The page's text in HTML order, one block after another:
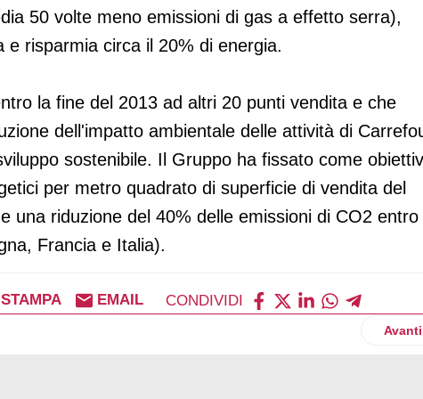
50 volte meno emissioni di gas a effetto serra),
risparmia circa il 20% di energia.
la fine del 2013 ad altri 20 punti vendita e che
dell'impatto ambientale delle attività di
sostenibile. Il Gruppo ha fissato come
per metro quadrato di superficie di vendita del
una riduzione del 40% delle emissioni di CO2 entro
Francia e Italia).
STAMPA EMAIL CONDIVIDI
restyling per la linea Pallade Avanti